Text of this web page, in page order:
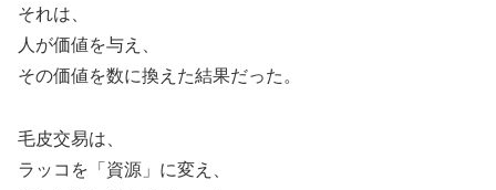
それは、
人が価値を与え、
その価値を数に換えた結果だった。
毛皮交易は、
ラッコを「資源」に変え、